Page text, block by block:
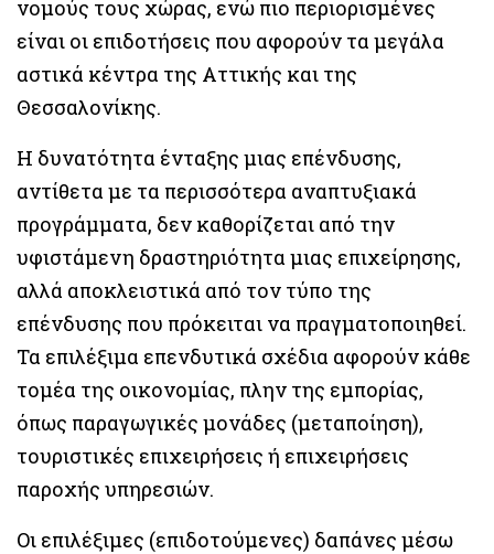
νομούς τους χώρας, ενώ πιο περιορισμένες
είναι οι επιδοτήσεις που αφορούν τα μεγάλα
αστικά κέντρα της Αττικής και της
Θεσσαλονίκης.
Η δυνατότητα ένταξης μιας επένδυσης,
αντίθετα με τα περισσότερα αναπτυξιακά
προγράμματα, δεν καθορίζεται από την
υφιστάμενη δραστηριότητα μιας επιχείρησης,
αλλά αποκλειστικά από τον τύπο της
επένδυσης που πρόκειται να πραγματοποιηθεί.
Τα επιλέξιμα επενδυτικά σχέδια αφορούν κάθε
τομέα της οικονομίας, πλην της εμπορίας,
όπως παραγωγικές μονάδες (μεταποίηση),
τουριστικές επιχειρήσεις ή επιχειρήσεις
παροχής υπηρεσιών.
Οι επιλέξιμες (επιδοτούμενες) δαπάνες μέσω